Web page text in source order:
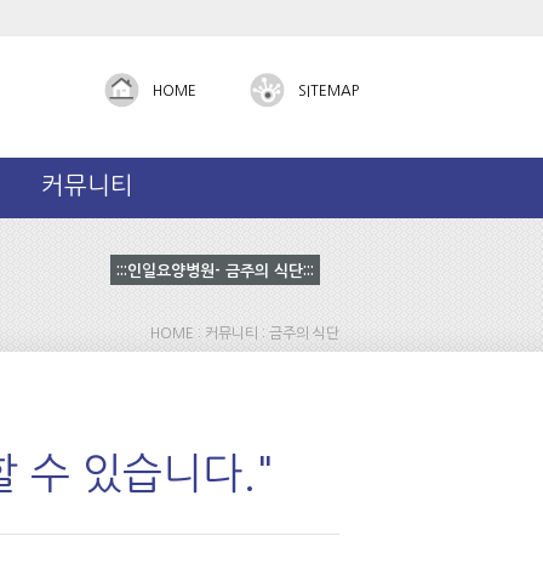
HOME SITEMAP
커뮤니티
HOME : 커뮤니티 : 금주의 식단
수 있습니다."
:::인일요양병원- 금주의 식단:::